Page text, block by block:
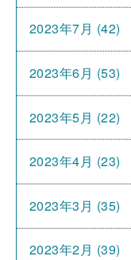
2023年7月 (42)
2023年6月 (53)
2023年5月 (22)
2023年4月 (23)
2023年3月 (35)
2023年2月 (39)